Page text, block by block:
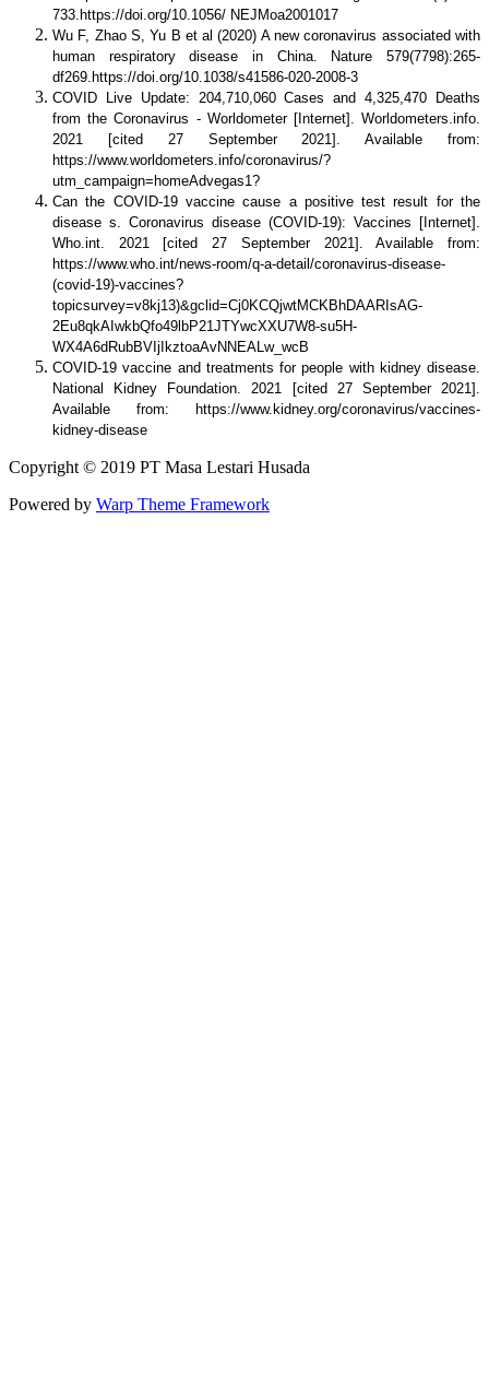
733.https://doi.org/10.1056/ NEJMoa2001017
Wu F, Zhao S, Yu B et al (2020) A new coronavirus associated with
human respiratory disease in China. Nature 579(7798):265-
df269.https://doi.org/10.1038/s41586-020-2008-3
COVID Live Update: 204,710,060 Cases and 4,325,470 Deaths
from the Coronavirus - Worldometer [Internet]. Worldometers.info.
2021 [cited 27 September 2021]. Available from:
https://www.worldometers.info/coronavirus/?
utm_campaign=homeAdvegas1?
Can the COVID-19 vaccine cause a positive test result for the
disease s. Coronavirus disease (COVID-19): Vaccines [Internet].
Who.int. 2021 [cited 27 September 2021]. Available from:
https://www.who.int/news-room/q-a-detail/coronavirus-disease-
(covid-19)-vaccines?
topicsurvey=v8kj13)&gclid=Cj0KCQjwtMCKBhDAARIsAG-
2Eu8qkAIwkbQfo49lbP21JTYwcXXU7W8-su5H-
WX4A6dRubBVIjIkztoaAvNNEALw_wcB
COVID-19 vaccine and treatments for people with kidney disease.
National Kidney Foundation. 2021 [cited 27 September 2021].
Available from: https://www.kidney.org/coronavirus/vaccines-
kidney-disease
Copyright © 2019 PT Masa Lestari Husada
Powered by Warp Theme Framework